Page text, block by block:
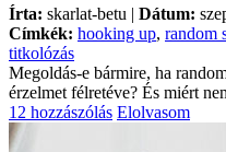
Írta: skarlat-betu | Dátum:
Címkék: hooking up, random
titkolózás
Megoldás-e bármire, ha
érzelmet félretéve? És miért
12 hozzászólás Elolvasom